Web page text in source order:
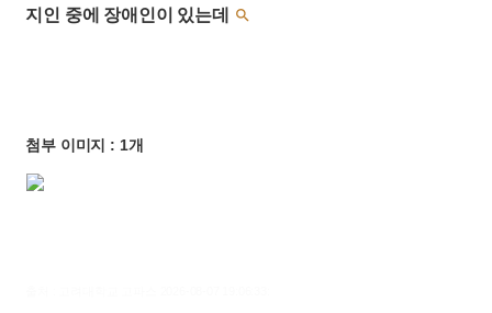
지인 중에 장애인이 있는데 
첨부 이미지 : 1개